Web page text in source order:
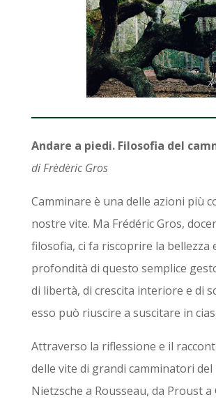
Andare a piedi. Filosofia del
diFrèdèric Gros
Camminare è una delle azioni più
nostre vite. Ma Frédéric Gros,
filosofia, ci fa riscoprire la bellezza
profondità di questo semplice
di libertà, di crescita interiore e di
esso può riuscire a suscitare in
Attraverso la riflessione e il
delle vite di grandi camminatori del
Nietzsche a Rousseau, da Proust a